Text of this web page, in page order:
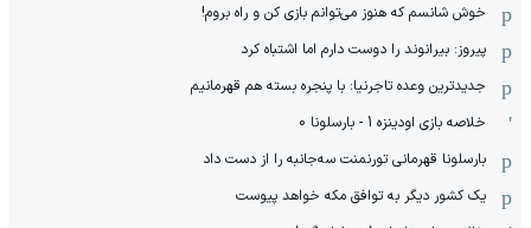
خوش شانسم که هنوز می‌توانم بازی کن و راه بروم!
پیروز: بیرانوند را دوست دارم اما اشتباه کرد
جدیدترین وعده تاجرنیا: با پنجره بسته هم قهرمانیم
خلاصه بازی اودینزه 1 - بارسلونا 0
بارسلونا قهرمانی تورنمنت سه‌جانبه را از دست داد
یک کشور دیگر به توافق مکه خواهد پیوست